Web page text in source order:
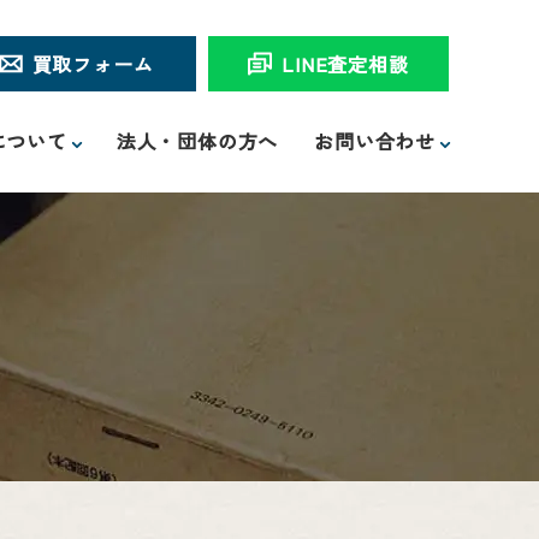
いて 法人・団体の方へ お問い合わせ
買取フォーム LINE査定相談